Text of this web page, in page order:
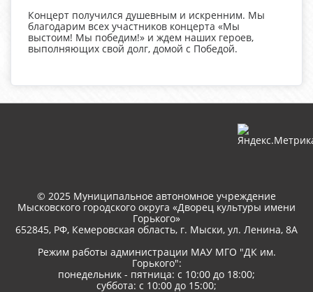
Концерт получился душевным и искренним. Мы
благодарим всех участников концерта «Мы
выстоим! Мы победим!» и ждем наших героев,
выполняющих свой долг, домой с Победой.
© 2025 Муниципальное автономное учреждение
Мысковского городского округа «Дворец культуры имени
Горького»
652845, РФ, Кемеровская область, г. Мыски, ул. Ленина, 8A
Режим работы администрации МАУ МГО "ДК им.
Горького":
понедельник - пятница: с 10:00 до 18:00;
суббота: с 10:00 до 15:00;